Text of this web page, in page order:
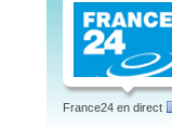
France24 en direct